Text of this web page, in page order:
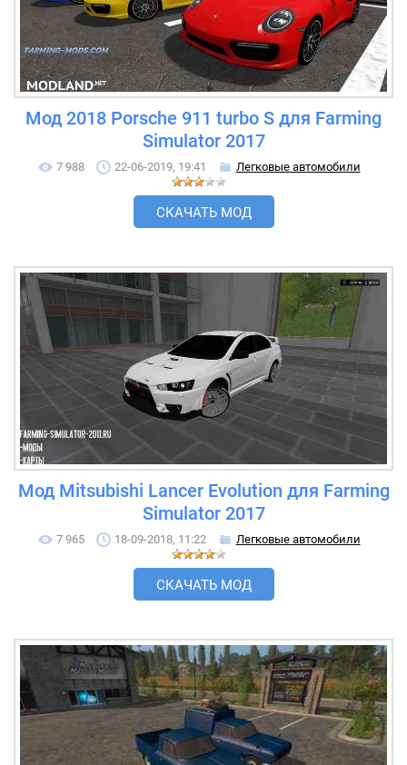
Мод 2018 Porsche 911 turbo S для Farming
Simulator 2017
7 988 22-06-2019, 19:41 Легковые автомобили
СКАЧАТЬ МОД
Мод Mitsubishi Lancer Evolution для Farming
Simulator 2017
7 965 18-09-2018, 11:22 Легковые автомобили
СКАЧАТЬ МОД